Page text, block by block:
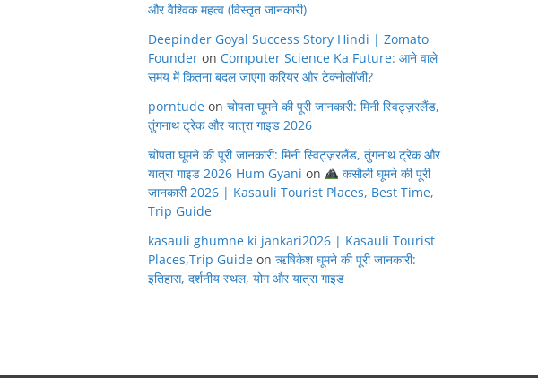
और वैश्विक महत्व (विस्तृत जानकारी)
Deepinder Goyal Success Story Hindi | Zomato
Founder on Computer Science Ka Future: आने वाले
समय में कितना बदल जाएगा करियर और टेक्नोलॉजी?
porntude on चोपता घूमने की पूरी जानकारी: मिनी स्विट्ज़रलैंड,
तुंगनाथ ट्रेक और यात्रा गाइड 2026
चोपता घूमने की पूरी जानकारी: मिनी स्विट्ज़रलैंड, तुंगनाथ ट्रेक और
यात्रा गाइड 2026 Hum Gyani on
कसौली घूमने की पूरी
जानकारी 2026 | Kasauli Tourist Places, Best Time,
Trip Guide
kasauli ghumne ki jankari2026 | Kasauli Tourist
Places,Trip Guide on ऋषिकेश घूमने की पूरी जानकारी:
इतिहास, दर्शनीय स्थल, योग और यात्रा गाइड